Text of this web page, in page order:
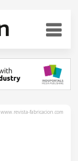
www.revista-fabricacion.com